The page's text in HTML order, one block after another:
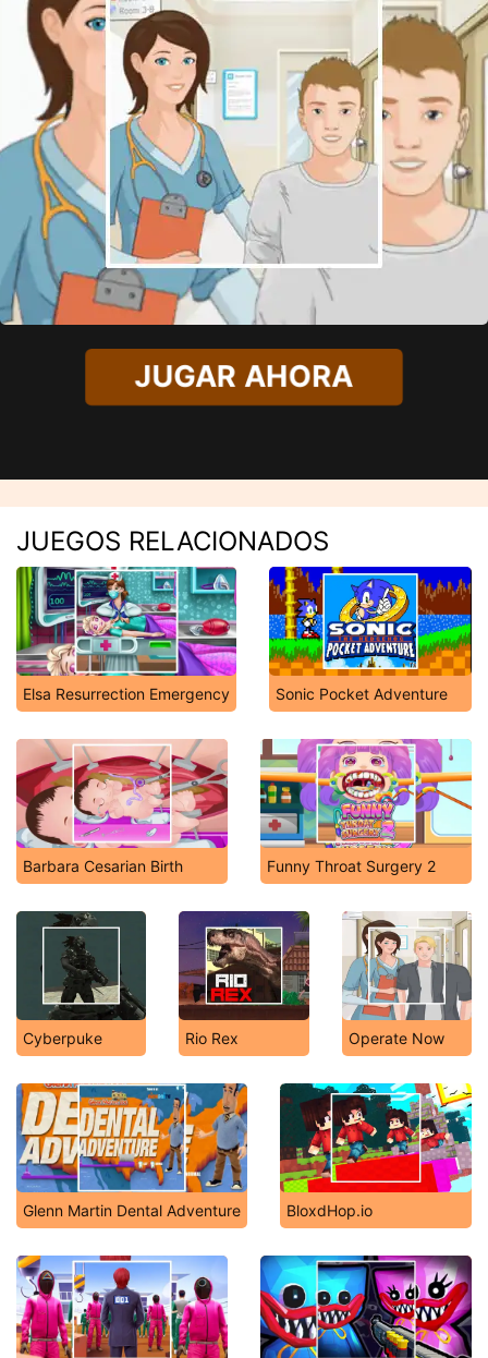
JUGAR AHORA
JUEGOS RELACIONADOS
Elsa Resurrection Emergency Sonic Pocket Adventure
Barbara Cesarian Birth Funny Throat Surgery 2
Cyberpuke Rio Rex Operate Now
Glenn Martin Dental Adventure BloxdHop.io